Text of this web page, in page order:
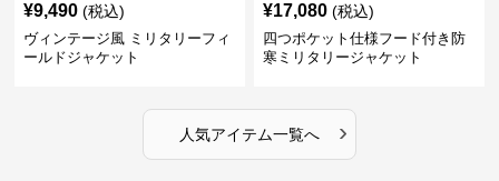
¥9,490 (税込)
ヴィンテージ風 ミリタリーフィ
ールドジャケット
¥17,080 (税込)
四つポケット仕様フード付き防
寒ミリタリージャケット
人気アイテム一覧へ ›